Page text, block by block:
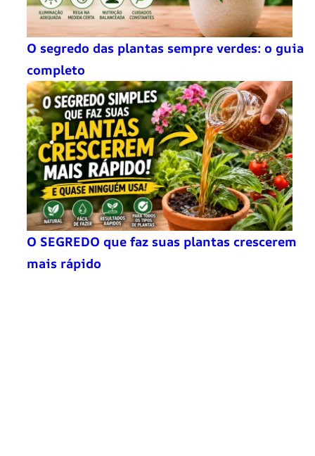
O segredo das plantas sempre verdes: o guia
completo
O SEGREDO que faz suas plantas crescerem
mais rápido